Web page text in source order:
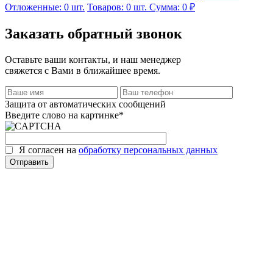
Отложенные: 0 шт. Товаров: 0 шт. Сумма: 0 ₽
Заказать обратный звонок
Оставьте ваши контакты, и наш менеджер
свяжется с Вами в ближайшее время.
Защита от автоматических сообщений
Введите слово на картинке*
Я согласен на обработку персональных данных